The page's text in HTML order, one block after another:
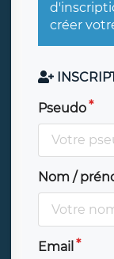
créer
Pseudo
Nom /
Email